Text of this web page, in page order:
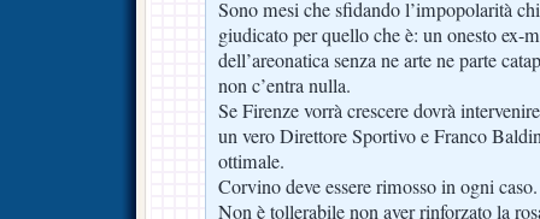
Sono mesi che sfidando l’impopolarità
giudicato per quello che è: un onesto ex-
dell’areonatica senza ne arte ne parte
non c’entra nulla.
Se Firenze vorrà crescere dovrà
un vero Direttore Sportivo e Franco
ottimale.
Corvino deve essere rimosso in ogni caso.
Non è tollerabile non aver rinforzato la